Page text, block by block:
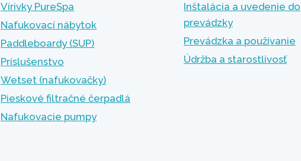
Vírivky PureSpa
Nafukovací nábytok
Paddleboardy (SUP)
Príslušenstvo
Wetset (nafukovačky)
Pieskové filtračné čerpadlá
Nafukovacie pumpy
Inštalácia a uvedenie do
prevádzky
Prevádzka a používanie
Údržba a starostlivosť